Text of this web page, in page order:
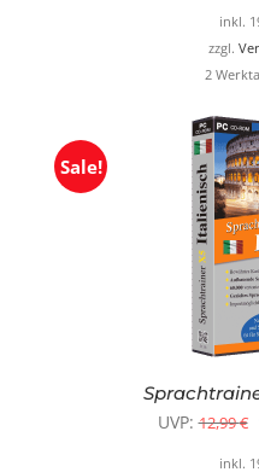
inkl.
zzgl.
2
Sale!
UVP: 12,99€
inkl.